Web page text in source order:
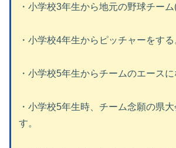
・小学校3年生から地元の野球チー
・小学校4年生からピッチャーをする
・小学校5年生からチームのエースに
・小学校5年生時、チーム念願の県
す。